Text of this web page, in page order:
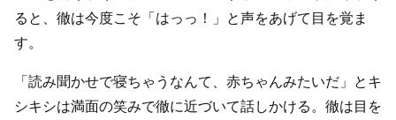
ると、徹は今度こそ「はっっ！」と声をあげて目を覚ま
す。
「読み聞かせで寝ちゃうなんて、赤ちゃんみたいだ」とキ
シキシは満面の笑みで徹に近づいて話しかける。徹は目を